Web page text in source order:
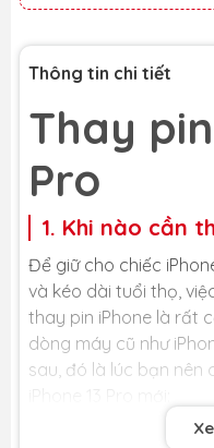
Thông tin chi tiết
Thay
Pro
1. Khi nào cần
Để giữ cho chiếc
và kéo dài tuổi thọ,
thay pin iPhone là rất
dòng máy cũ như
sau, đó là lúc bạn nên
- Hiệu suất pin giảm